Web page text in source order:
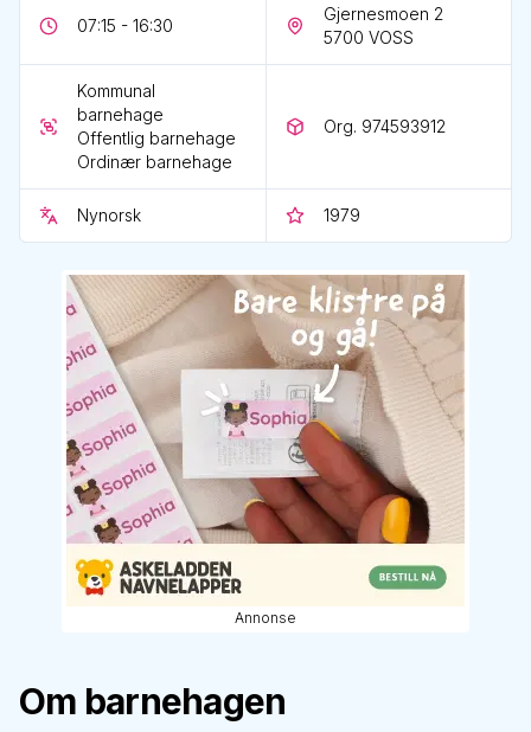
07:15 - 16:30
Gjernesmoen 2
5700 VOSS
Kommunal
barnehage
Offentlig barnehage
Ordinær barnehage
Org. 974593912
Nynorsk 1979
Annonse
Om barnehagen